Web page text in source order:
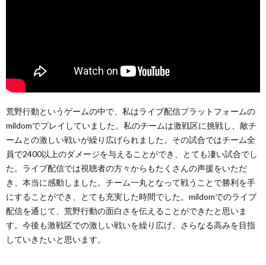
荒野行動というゲームの中で、私はライブ配信プラットフォームの
mildomでプレイしていました。私のチームは激戦区に挑戦し、敵チ
ームとの激しい戦いが繰り広げられました。その試合ではチーム全
員で2400以上のダメージを与えることができ、とても凄い試合でし
た。ライブ配信では視聴者の方々からもたくさんの声援をいただ
き、本当に感動しました。チーム一丸となって戦うことで勝利を手
にすることができ、とても充実した時間でした。mildomでのライブ
配信を通じて、荒野行動の面白さを伝えることができたと思いま
す。今後も激戦区での激しい戦いを繰り広げ、さらなる高みを目指
していきたいと思います。